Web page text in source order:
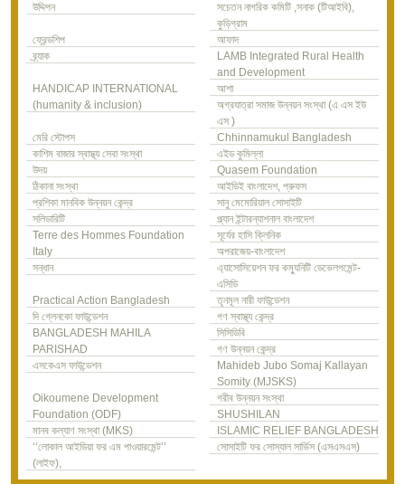
উদ্দিপন
সচেতন নাগরিক কমিটি ,সনাক (টিআইবি),
কুড়িগ্রাম
ফ্রেন্ডশিপ
আফাদ
ব্র্যাক
LAMB Integrated Rural Health
and Development
HANDICAP INTERNATIONAL
(humanity & inclusion)
আশা
অগ্রযাত্রা সমাজ উন্নয়ন সংস্থা (এ এস ইউ
এস )
মেরি স্টোপস
Chhinnamukul Bangladesh
কাশিম বাজার স্বাস্থ্য সেবা সংস্থা
এইড কুমিল্লা
উদয়
Quasem Foundation
ঠিকানা সংস্থা
আইডিই বাংলাদেশ, প্রুফস
প্রশিকা মানবিক উন্নয়ন কেন্দ্র
সানু মেমোরিয়াল সোসাইটি
সলিডারিটি
প্ল্যান ইন্টারন্যাশনাল বাংলাদেশ
Terre des Hommes Foundation
Italy
সূর্যের হাসি ক্লিনিক
অপরাজেয়-বাংলাদেশ
সন্ধান
এ্যাসোসিয়েশন ফর কম্যুনিটি ডেভেলপমেন্ট-
এসিডি
Practical Action Bangladesh
তৃনমূল নারী ফাউন্ডেশন
দি গ্লেনকো ফাউন্ডেশন
গণ স্বাস্থ্য কেন্দ্র
BANGLADESH MAHILA
PARISHAD
সিসিডিবি
গণ উন্নয়ন কেন্দ্র
এসকেএস ফাউন্ডেশন
Mahideb Jubo Somaj Kallayan
Somity (MJSKS)
Oikoumene Development
Foundation (ODF)
গরীব উন্নয়ন সংস্থা
SHUSHILAN
মানব কল্যাণ সংস্থা (MKS)
ISLAMIC RELIEF BANGLADESH
‘‘লোকাল আইডিয়া ফর এম পাওয়ারমেন্ট’’
(লাইফ),
সোসাইটি ফর সোস্যাল সার্ভিস (এসএসএস)